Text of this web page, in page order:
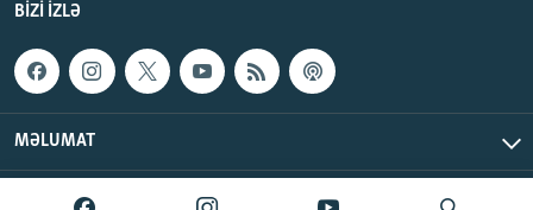
BIZI IZLƏ
MƏLUMAT
AzadlıqRadiosu © 2026 Inc. | Bütün hüquqlar qorunur